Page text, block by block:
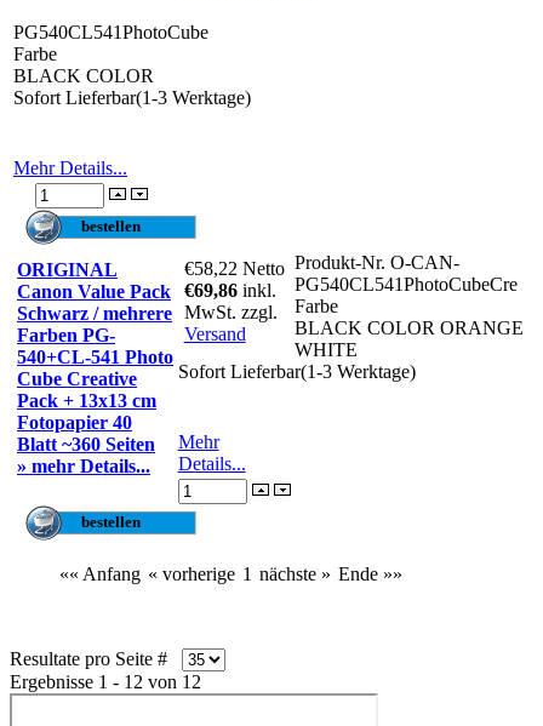
PG540CL541PhotoCube
Farbe
BLACK COLOR
Sofort Lieferbar(1-3 Werktage)
Mehr Details...
ORIGINAL
Canon Value Pack
Schwarz / mehrere
Farben PG-
540+CL-541 Photo
Cube Creative
Pack + 13x13 cm
Fotopapier 40
Blatt ~360 Seiten
» mehr Details...
€58,22 Netto
€69,86 inkl.
MwSt. zzgl.
Versand
Produkt-Nr. O-CAN-
PG540CL541PhotoCubeCre
Farbe
BLACK COLOR ORANGE
WHITE
Sofort Lieferbar(1-3 Werktage)
Mehr
Details...
«« Anfang « vorherige 1 nächste » Ende »»
Resultate pro Seite #
Ergebnisse 1 - 12 von 12